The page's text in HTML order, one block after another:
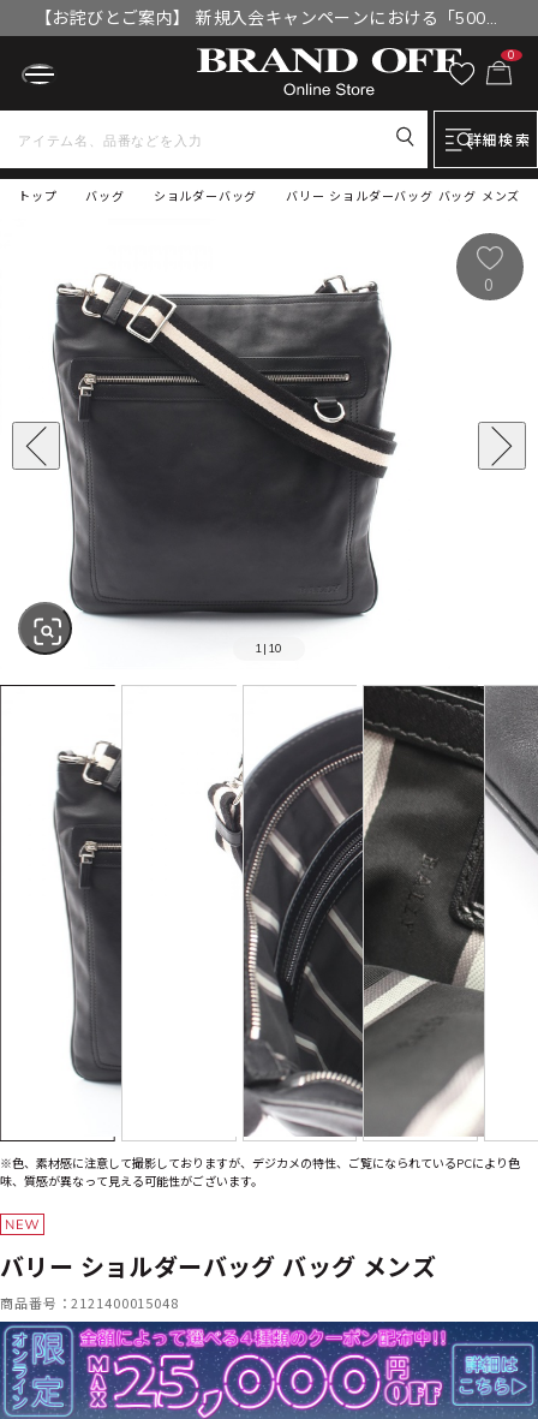
【お詫びとご案内】 新規入会キャンペーンにおける「500円
OFFクーポン」付与漏れと補填について
0
詳細検索
トップ バリー ショルダーバッグ バッグ メンズ
バッグ ショルダーバッグ
SOLD OUT
1 | 10
0
※色、素材感に注意して撮影しておりますが、デジカメの特性、ご覧になられているPCにより色
味、質感が異なって見える可能性がございます。
バリー ショルダーバッグ バッグ メンズ
商品番号：2121400015048